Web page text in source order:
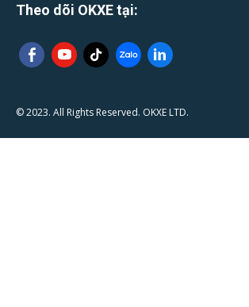
Theo dõi OKXE tại:
© 2023. All Rights Reserved. OKXE LTD.